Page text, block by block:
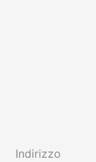
Indirizzo